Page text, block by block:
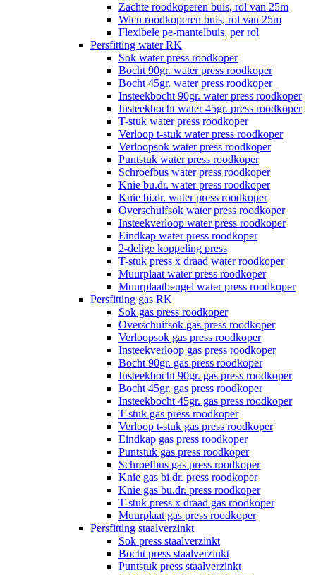
Zachte roodkoperen buis, rol van 25m
Wicu roodkoperen buis, rol van 25m
Flexibele pe-mantelbuis, per rol
Persfitting water RK
Sok water press roodkoper
Bocht 90gr. water press roodkoper
Bocht 45gr. water press roodkoper
Insteekbocht 90gr. water press roodkoper
Insteekbocht water 45gr. press roodkoper
T-stuk water press roodkoper
Verloop t-stuk water press roodkoper
Verloopsok water press roodkoper
Puntstuk water press roodkoper
Schroefbus water press roodkoper
Knie bu.dr. water press roodkoper
Knie bi.dr. water press roodkoper
Overschuifsok water press roodkoper
Insteekverloop water press roodkoper
Eindkap water press roodkoper
2-delige koppeling press
T-stuk press x draad water roodkoper
Muurplaat water press roodkoper
Muurplaatbeugel water press roodkoper
Persfitting gas RK
Sok gas press roodkoper
Overschuifsok gas press roodkoper
Verloopsok gas press roodkoper
Insteekverloop gas press roodkoper
Bocht 90gr. gas press roodkoper
Insteekbocht 90gr. gas press roodkoper
Bocht 45gr. gas press roodkoper
Insteekbocht 45gr. gas press roodkoper
T-stuk gas press roodkoper
Verloop t-stuk gas press roodkoper
Eindkap gas press roodkoper
Puntstuk gas press roodkoper
Schroefbus gas press roodkoper
Knie gas bi.dr. press roodkoper
Knie gas bu.dr. press roodkoper
T-stuk press x draad gas roodkoper
Muurplaat gas press roodkoper
Persfitting staalverzinkt
Sok press staalverzinkt
Bocht press staalverzinkt
Puntstuk press staalverzinkt